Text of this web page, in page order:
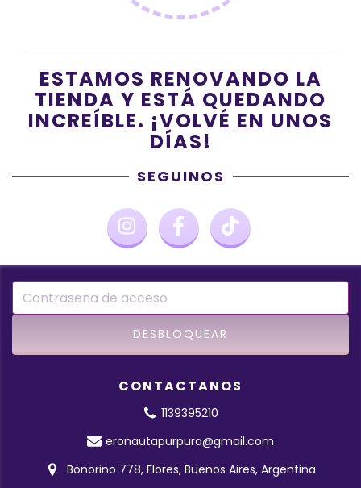
ESTAMOS RENOVANDO LA
TIENDA Y ESTÁ QUEDANDO
INCREÍBLE. ¡VOLVÉ EN UNOS
DÍAS!
SEGUINOS
CONTACTANOS
1139395210
eronautapurpura@gmail.com
Bonorino 778, Flores, Buenos Aires, Argentina